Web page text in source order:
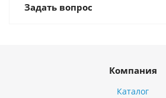
Задать вопрос
Компания
Каталог